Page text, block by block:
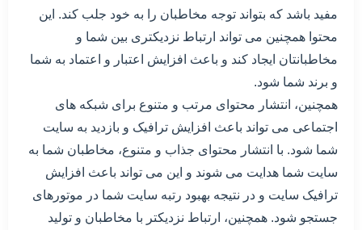
مفید باشد که بتواند توجه مخاطبان را به خود جلب کند. این
محتوا همچنین می تواند ارتباط نزدیکتری بین شما و
مخاطبانتان ایجاد کند و باعث افزایش اعتبار و اعتماد به شما
و برند شما شود.
همچنین، انتشار محتوای مرتب و متنوع برای شبکه های
اجتماعی می تواند باعث افزایش ترافیک و بازدید به سایت
شما شود. با انتشار محتوای جذاب و متنوع، مخاطبان شما به
سایت شما هدایت می شوند و این می تواند باعث افزایش
ترافیک سایت و در نتیجه بهبود رتبه سایت شما در موتورهای
جستجو شود. همچنین، ارتباط نزدیکتر با مخاطبان و تولید